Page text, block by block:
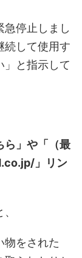
急停止しまし
続して使用す
」と指示して
ら」や「（最
」リン
物をされた